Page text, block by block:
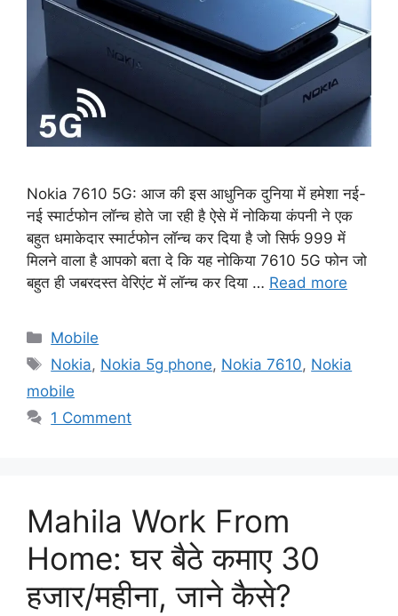
Nokia 7610 5G: आज की इस आधुनिक दुनिया में हमेशा नई-
नई स्मार्टफोन लॉन्च होते जा रही है ऐसे में नोकिया कंपनी ने एक
बहुत धमाकेदार स्मार्टफोन लॉन्च कर दिया है जो सिर्फ 999 में
मिलने वाला है आपको बता दे कि यह नोकिया 7610 5G फोन जो
बहुत ही जबरदस्त वेरिएंट में लॉन्च कर दिया … Read more
Categories
Mobile
Tags
Nokia, Nokia 5g phone, Nokia 7610, Nokia
mobile
1 Comment
Mahila Work From
Home: घर बैठे कमाए 30
हजार/महीना, जाने कैसे?